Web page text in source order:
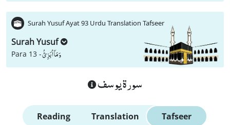
Surah Yusuf Ayat 93 Urdu Translation Tafseer
Surah Yusuf
Para 13 -وَ مَاۤ اُبَرِّئُ
سورة يوسف
Reading Translation Tafseer